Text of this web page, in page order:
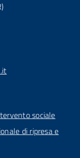
sociale
di ripresa e